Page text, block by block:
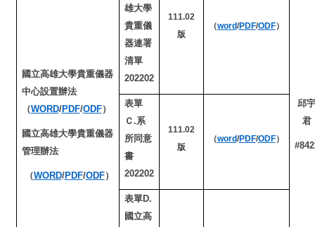
國立高雄大學貴重儀器
中心設置辦法
（WORD/PDF/ODF）
國立高雄大學貴重儀器
管理辦法
（WORD/PDF/ODF）
邱宇
君
雄大學
貴重儀
器連署
清單
202202
111.02
版
（word/PDF/ODF）
表單
Ｃ.系
所同意
書
202202
111.02
版
（word/PDF/ODF）
表單D.
國立高